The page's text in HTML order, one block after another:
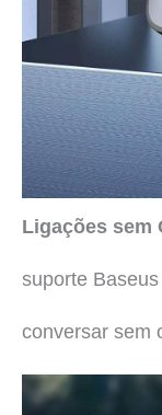
Ligações sem
suporte
conversar sem